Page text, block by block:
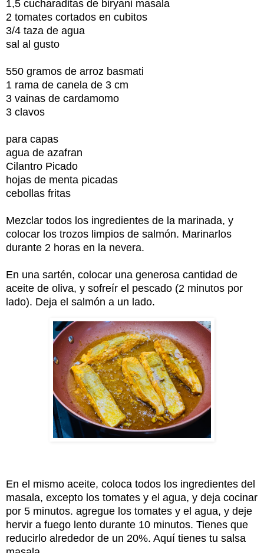
1,5 cucharaditas de biryani masala
2 tomates cortados en cubitos
3/4 taza de agua
sal al gusto
550 gramos de arroz basmati
1 rama de canela de 3 cm
3 vainas de cardamomo
3 clavos
para capas
agua de azafran
Cilantro Picado
hojas de menta picadas
cebollas fritas
Mezclar todos los ingredientes de la marinada, y
colocar los trozos limpios de salmón. Marinarlos
durante 2 horas en la nevera.
En una sartén, colocar una generosa cantidad de
aceite de oliva, y sofreír el pescado (2 minutos por
lado). Deja el salmón a un lado.
En el mismo aceite, coloca todos los ingredientes del
masala, excepto los tomates y el agua, y deja cocinar
por 5 minutos. agregue los tomates y el agua, y deje
hervir a fuego lento durante 10 minutos. Tienes que
reducirlo alrededor de un 20%. Aquí tienes tu salsa